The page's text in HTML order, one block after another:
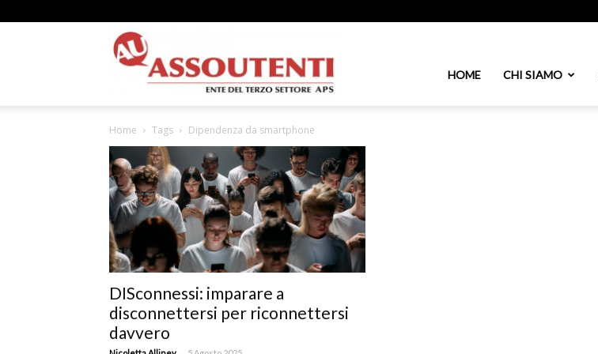
Nazionale
APS
–
HOME CHI SIAMO
Home Tags Dipendenza da smartphone
DISconnessi: imparare a
disconnettersi per riconnettersi
davvero